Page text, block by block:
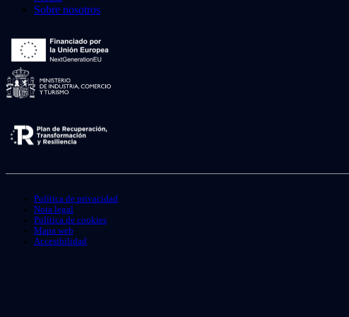
Sobre nosotros
Política de privacidad
Nota legal
Política de cookies
Mapa web
Accesibilidad